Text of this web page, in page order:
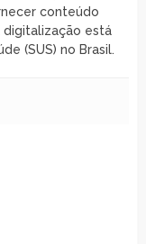
conteúdo
está
(SUS) no Brasil.